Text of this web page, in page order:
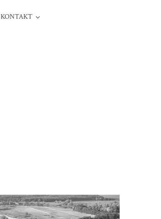
KONTAKT